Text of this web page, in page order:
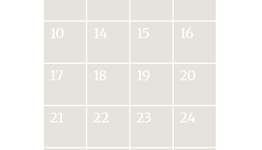
10 14 15 16
17 18 19 20
21 22 23 24